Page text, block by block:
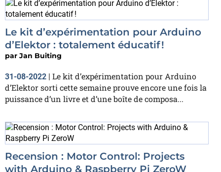
Le kit d’expérimentation pour Arduino
d’Elektor : totalement éducatif !
par Jan Buiting
31-08-2022
Le kit d’expérimentation pour Arduino
d’Elektor sorti cette semaine prouve encore une fois la
puissance d’un livre et d’une boîte de composa...
Recension : Motor Control: Projects
with Arduino & Raspberry Pi ZeroW